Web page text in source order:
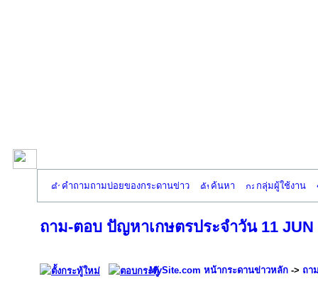
คำถามถามบ่อยของกระดานข่าว ค้นหา กลุ่มผู้ใช้งาน
ถาม-ตอบ ปัญหาเกษตรประจำวัน 11
MySite.com หน้ากระดานข่าวหลัก -> ถา